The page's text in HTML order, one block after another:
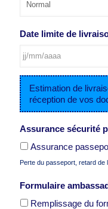
slash
Date limite de
JJ
slash
MM
slash
AAAA
Estimation de
réception de vos
Assurance sécurité
Assurance
Perte du passeport, retard de
Formulaire
Remplissage du